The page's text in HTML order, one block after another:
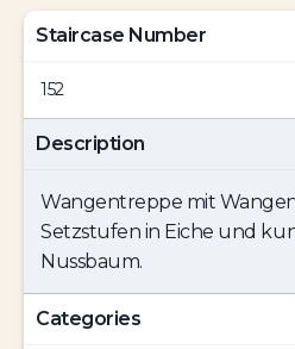
Staircase Number
152
Description
Wangentreppe mit
Setzstufen in Eiche und
Nussbaum.
Categories